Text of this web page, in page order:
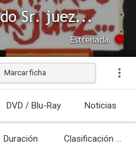
Sr. juez...
Estrenada
Marcar ficha
DVD / Blu-Ray Noticias
Duración Clasificación por edades